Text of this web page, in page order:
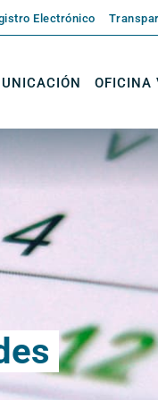
Electrónico
OFICINA